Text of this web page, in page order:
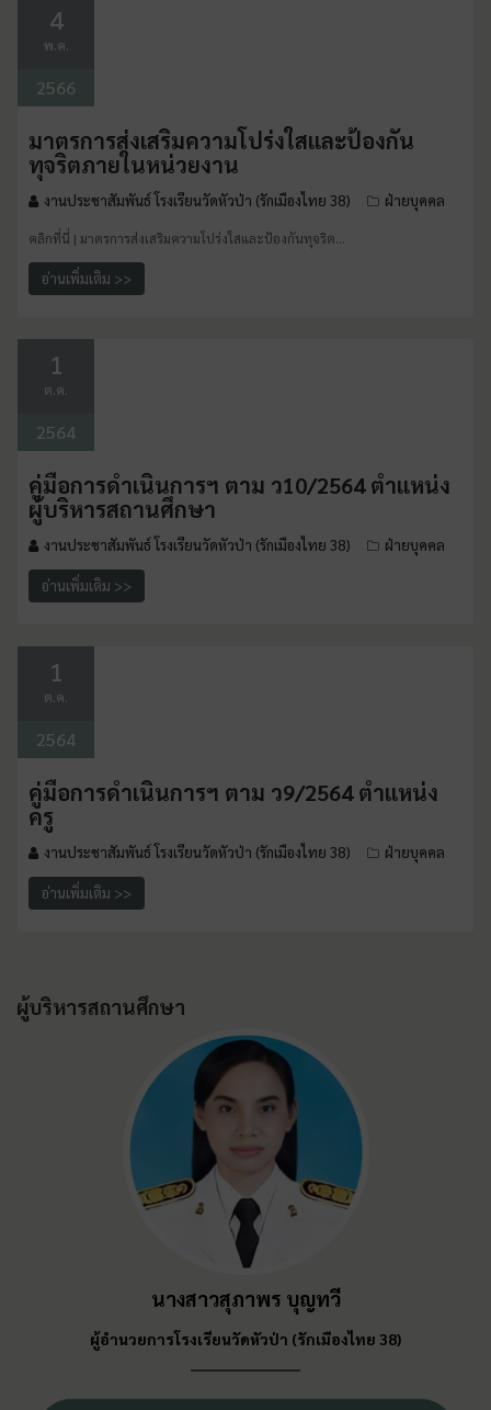
4
พ.ค.
2566
มาตรการส่งเสริมความโปร่งใสและป้องกัน
ทุจริตภายในหน่วยงาน
งานประชาสัมพันธ์ โรงเรียนวัดหัวป่า (รักเมืองไทย 38) ฝ่ายบุคคล
คลิกที่นี่ | มาตรการส่งเสริมความโปร่งใสและป้องกันทุจริต…
อ่านเพิ่มเติม >>
1
ต.ค.
2564
คู่มือการดำเนินการฯ ตาม ว10/2564 ตำแหน่ง
ผู้บริหารสถานศึกษา
งานประชาสัมพันธ์ โรงเรียนวัดหัวป่า (รักเมืองไทย 38) ฝ่ายบุคคล
อ่านเพิ่มเติม >>
1
ต.ค.
2564
คู่มือการดำเนินการฯ ตาม ว9/2564 ตำแหน่ง
ครู
งานประชาสัมพันธ์ โรงเรียนวัดหัวป่า (รักเมืองไทย 38) ฝ่ายบุคคล
อ่านเพิ่มเติม >>
ผู้บริหารสถานศึกษา
นางสาวสุภาพร บุญทวี
ผู้อำนวยการโรงเรียนวัดหัวป่า (รักเมืองไทย 38)